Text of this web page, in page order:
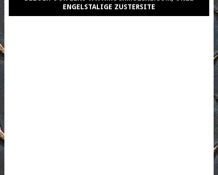
ENGELSTALIGE ZUSTERSITE